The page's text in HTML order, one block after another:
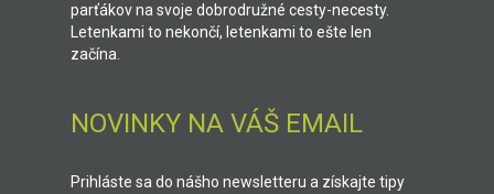
parťákov na svoje dobrodružné cesty-necesty.
Letenkami to nekončí, letenkami to ešte len
začína.
NOVINKY NA VÁŠ EMAIL
Prihláste sa do nášho newsletteru a získajte tipy